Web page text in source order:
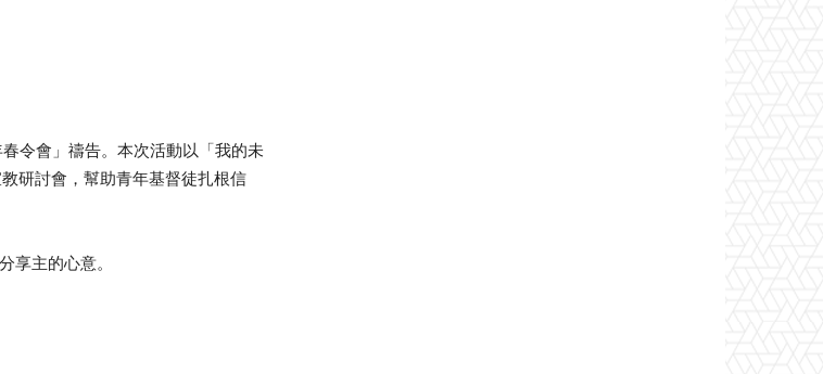
令會」禱告。本次活動以「我的未
研討會，幫助青年基督徒扎根信
享主的心意。